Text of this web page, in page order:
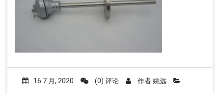
16 7 月, 2020 (0) 评论 作者姚远